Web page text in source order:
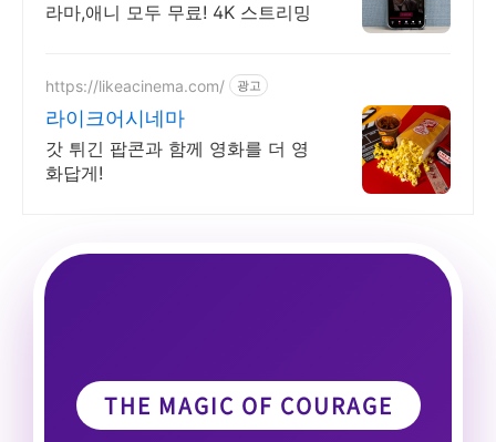
라마,애니 모두 무료! 4K 스트리밍
https://likeacinema.com/ 광고
라이크어시네마
갓 튀긴 팝콘과 함께 영화를 더 영
화답게!
THE MAGIC OF COURAGE